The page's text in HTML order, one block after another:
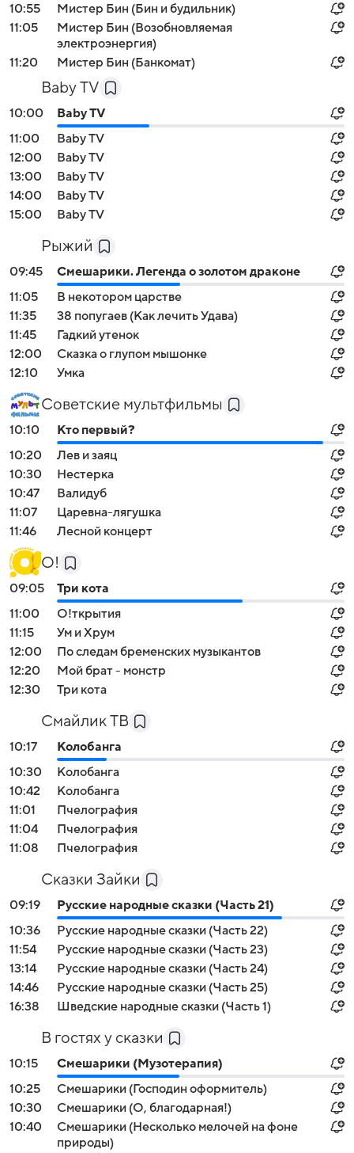
10:55
Мистер Бин (Бин и будильник)
11:05
Мистер Бин (Возобновляемая
электроэнергия)
11:20
Мистер Бин (Банкомат)
Baby TV
10:00
Baby TV
11:00
Baby TV
12:00
Baby TV
13:00
Baby TV
14:00
Baby TV
15:00
Baby TV
Рыжий
09:45
Смешарики. Легенда о золотом драконе
11:05
В некотором царстве
11:35
38 попугаев (Как лечить Удава)
11:45
Гадкий утенок
12:00
Сказка о глупом мышонке
12:10
Умка
Советские мультфильмы
10:10
Кто первый?
10:20
Лев и заяц
10:30
Нестеркa
10:47
Валидуб
11:07
Царевна-лягушка
11:46
Лесной концерт
О!
09:05
Три кота
11:00
О!ткрытия
11:15
Ум и Хрум
12:00
По следам бременских музыкантов
12:20
Мой брат - монстр
12:30
Три кота
Смайлик ТВ
10:17
Колобанга
10:30
Колобанга
10:42
Колобанга
11:01
Пчелография
11:04
Пчелография
11:08
Пчелография
Сказки Зайки
09:19
Русские народные сказки (Часть 21)
10:36
Русские народные сказки (Часть 22)
11:54
Русские народные сказки (Часть 23)
13:14
Русские народные сказки (Часть 24)
14:46
Русские народные сказки (Часть 25)
16:38
Шведские народные сказки (Часть 1)
В гостях у сказки
10:15
Смешарики (Музотерапия)
10:25
Смешарики (Господин оформитель)
10:30
Смешарики (О, благодарная!)
10:40
Смешарики (Несколько мелочей на фоне
природы)